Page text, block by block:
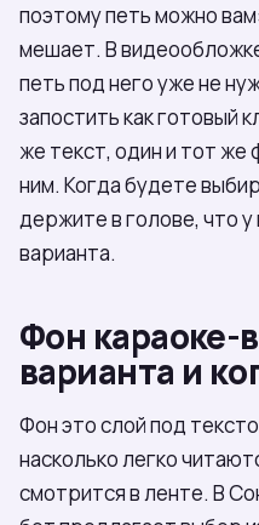
поэтому петь можно
мешает. В
петь под него уже не
запостить как готовый
же текст, один и тот же
ним. Когда будете
держите в голове, что у
варианта.
Фон караоке-
варианта и
Фон это слой под
насколько легко
смотрится в ленте. В